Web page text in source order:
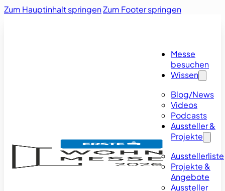
Zum Hauptinhalt springenZum Footer springen
Messe
besuchen
Wissen
Blog/News
Videos
Podcasts
Aussteller &
Projekte
Ausstellerliste
Projekte &
Angebote
Aussteller